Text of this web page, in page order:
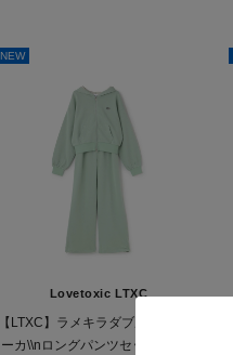
NEW
Lovetoxic LTXC
【LTXC】ラメキラダブルジップパ
ーカ\\nロングパンツセットアップ